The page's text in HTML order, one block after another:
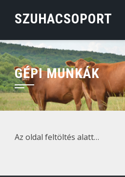
SZUHACSOPORT
GÉPI MUNKÁK
Az oldal feltöltés alatt…